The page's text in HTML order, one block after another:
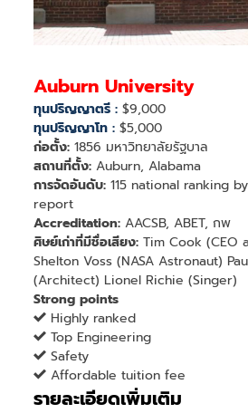
Auburn University
ทุนปริญญาตรี : $9,000
ทุนปริญญาโท : $5,000
ก่อตั้ง: 1856 มหาวิทยาลัยรัฐบาล
สถานที่ตั้ง: Auburn, Alabama
การจัดอันดับ: 115 national ranking
report
Accreditation: AACSB, ABET, กพ
ศิษย์เก่าที่มีชื่อเสียง: Tim Cook (CEO
Shelton Voss (NASA Astronaut)
(Architect) Lionel Richie (Singer)
Strong points
Highly ranked
Top Engineering
Safety
Affordable tuition fee
รายละเอียดเพิ่มเติม